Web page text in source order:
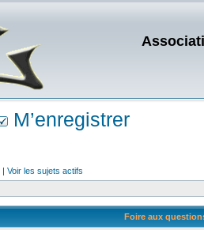
M’enregistrer
| Voir les sujets actifs
Foire aux